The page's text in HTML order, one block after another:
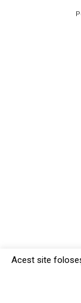
Acest site